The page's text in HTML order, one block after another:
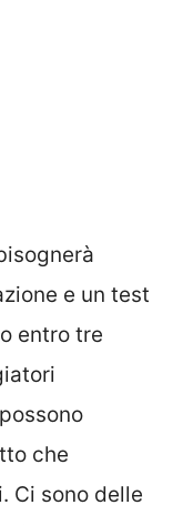
e un test
entro tre
che
Ci sono delle